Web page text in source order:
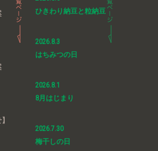
ひきわり納豆と粒納豆
2026.8.3
はちみつの日
2026.8.1
8月はじまり
2026.7.30
梅干しの日